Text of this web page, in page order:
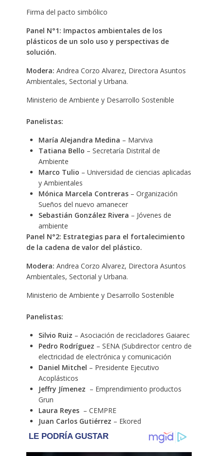
Firma del pacto simbólico
Panel N°1: Impactos ambientales de los
plásticos de un solo uso y perspectivas de
solución.
Modera: Andrea Corzo Alvarez, Directora Asuntos
Ambientales, Sectorial y Urbana.
Ministerio de Ambiente y Desarrollo Sostenible
Panelistas:
María Alejandra Medina – Marviva
Tatiana Bello – Secretaría Distrital de
Ambiente
Marco Tulio – Universidad de ciencias aplicadas
y Ambientales
Mónica Marcela Contreras– Organización
Sueños del nuevo amanecer
Sebastián González Rivera – Jóvenes de
ambiente
Panel N°2: Estrategias para el fortalecimiento
de la cadena de valor del plástico.
Modera: Andrea Corzo Alvarez, Directora Asuntos
Ambientales, Sectorial y Urbana.
Ministerio de Ambiente y Desarrollo Sostenible
Panelistas:
Silvio Ruiz – Asociación de recicladores Gaiarec
Pedro Rodríguez – SENA (Subdirector centro de
electricidad de electrónica y comunicación
Daniel Mitchel – Presidente Ejecutivo
Acoplásticos
Jeffry Jímenez – Emprendimiento productos
Grun
Laura Reyes– CEMPRE
Juan Carlos Gutiérrez – Ekored